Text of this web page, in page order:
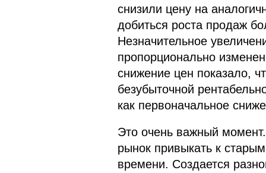
снизили цену на
добиться роста продаж
Незначительное
пропорционально
снижение цен показало,
безубыточной
как первоначальное
Это очень важный
рынок привыкать к
времени. Создается